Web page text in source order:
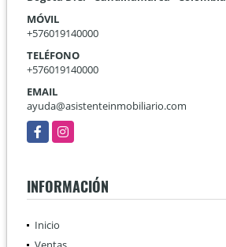
MÓVIL
+576019140000
TELÉFONO
+576019140000
EMAIL
ayuda@asistenteinmobiliario.com
FacebookInstagram
INFORMACIÓN
Inicio